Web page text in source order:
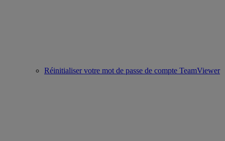
Réinitialiser votre mot de passe de compte TeamViewer